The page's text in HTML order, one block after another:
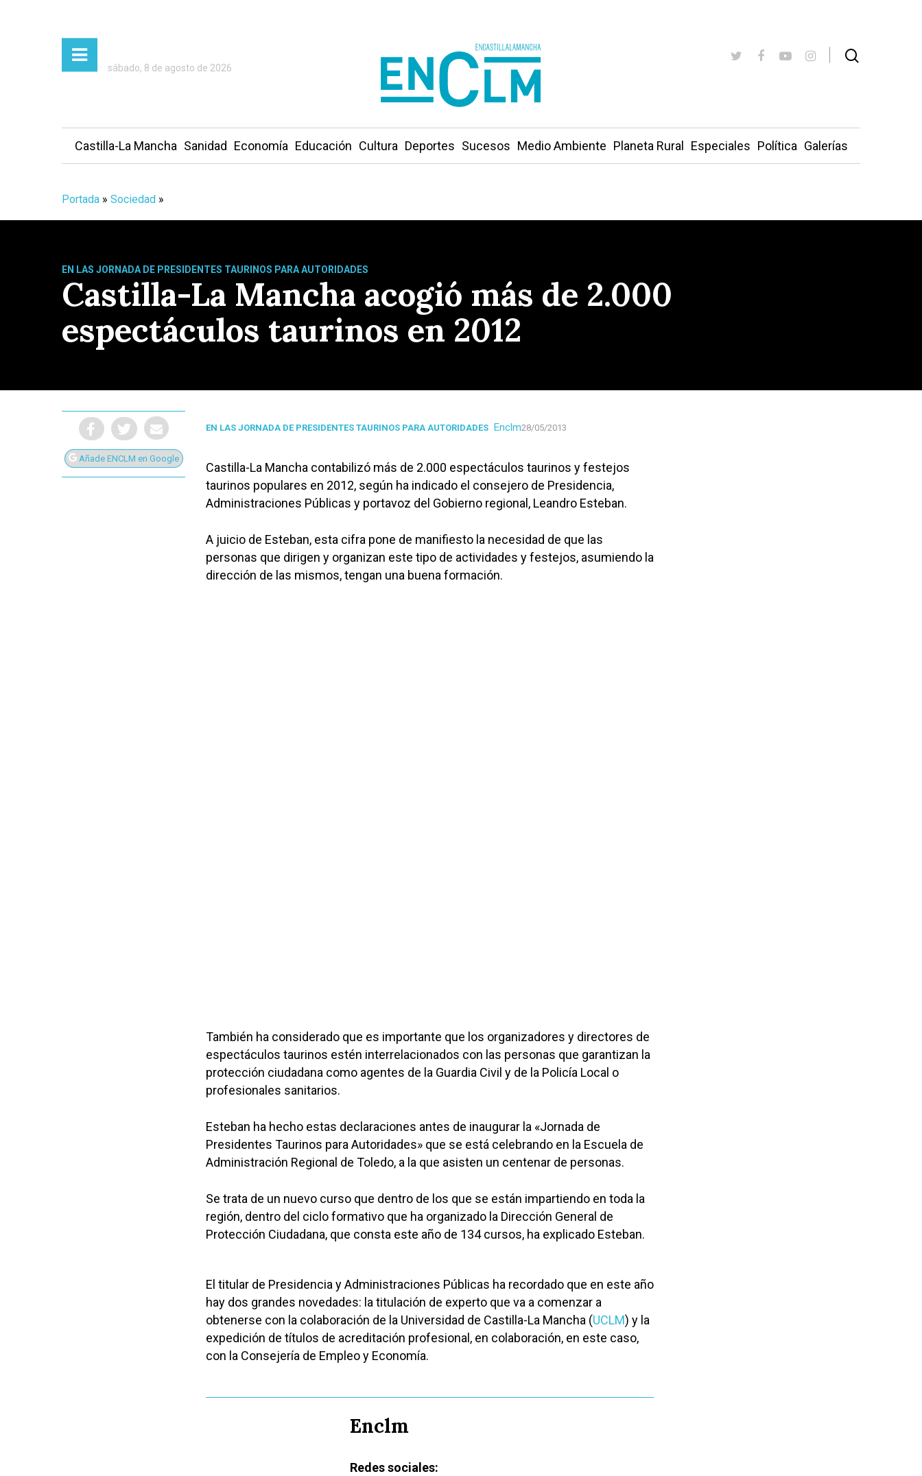
Presiona Intro para buscar o ESC para cerrar
sábado, 8 de agosto de 2026
Castilla-La Mancha Sanidad Economía Educación Cultura Deportes Sucesos Medio Ambiente Planeta Rural Especiales Política Galerías
Portada » Sociedad »
EN LAS JORNADA DE PRESIDENTES TAURINOS PARA AUTORIDADES
Castilla-La Mancha acogió más de 2.000
espectáculos taurinos en 2012
Añade ENCLM en Google
EN LAS JORNADA DE PRESIDENTES TAURINOS PARA AUTORIDADES Enclm28/05/2013
Castilla-La Mancha contabilizó más de 2.000 espectáculos taurinos y festejos
taurinos populares en 2012, según ha indicado el consejero de Presidencia,
Administraciones Públicas y portavoz del Gobierno regional, Leandro Esteban.
A juicio de Esteban, esta cifra pone de manifiesto la necesidad de que las
personas que dirigen y organizan este tipo de actividades y festejos, asumiendo la
dirección de las mismos, tengan una buena formación.
También ha considerado que es importante que los organizadores y directores de
espectáculos taurinos estén interrelacionados con las personas que garantizan la
protección ciudadana como agentes de la Guardia Civil y de la Policía Local o
profesionales sanitarios.
Esteban ha hecho estas declaraciones antes de inaugurar la «Jornada de
Presidentes Taurinos para Autoridades» que se está celebrando en la Escuela de
Administración Regional de Toledo, a la que asisten un centenar de personas.
Se trata de un nuevo curso que dentro de los que se están impartiendo en toda la
región, dentro del ciclo formativo que ha organizado la Dirección General de
Protección Ciudadana, que consta este año de 134 cursos, ha explicado Esteban.
El titular de Presidencia y Administraciones Públicas ha recordado que en este año
hay dos grandes novedades: la titulación de experto que va a comenzar a
obtenerse con la colaboración de la Universidad de Castilla-La Mancha (UCLM) y la
expedición de títulos de acreditación profesional, en colaboración, en este caso,
con la Consejería de Empleo y Economía.
Enclm
Redes sociales: